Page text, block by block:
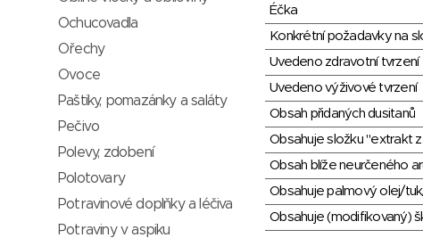
Éčka
Konkrétní požadavky na
Uvedeno zdravotní tvrzení
Uvedeno výživové tvrzení
Obsah přidaných dusitanů
Obsahuje složku "extrakt
Obsah blíže neurčeného
Obsahuje palmový olej/
Obsahuje (modifikovaný)
Ochucovadla
Ořechy
Ovoce
Paštiky, pomazánky a saláty
Pečivo
Polevy, zdobení
Polotovary
Potravinové doplňky a léčiva
Potraviny v aspiku